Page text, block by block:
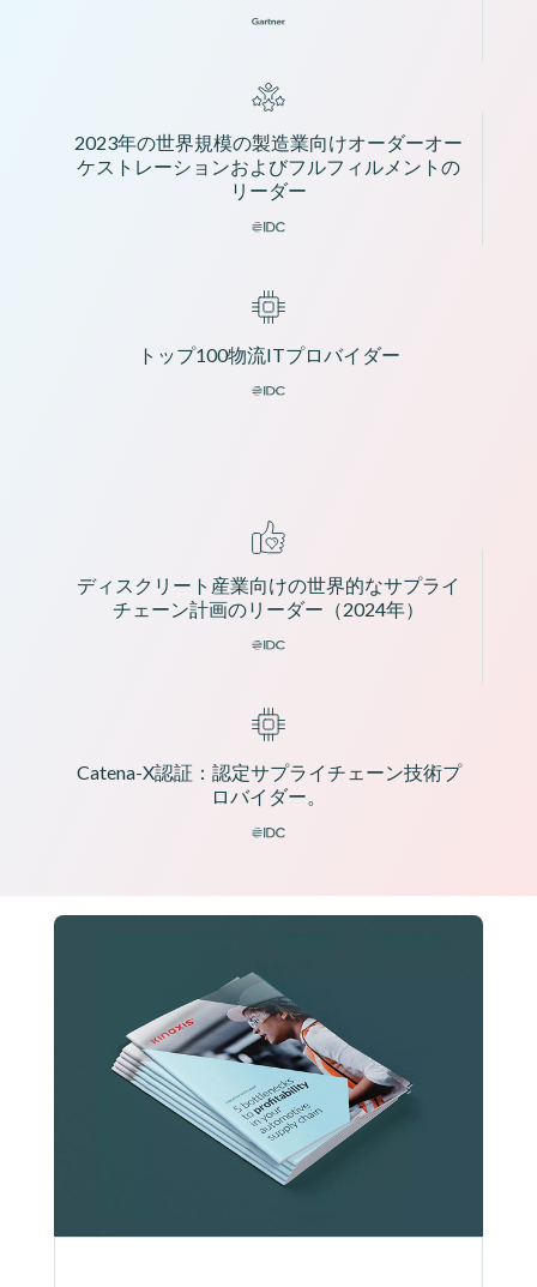
2023年の世界規模の製造業向けオーダーオー
ケストレーションおよびフルフィルメントの
リーダー
トップ100物流ITプロバイダー
ディスクリート産業向けの世界的なサプライ
チェーン計画のリーダー（2024年）
Catena-X認証：認定サプライチェーン技術プ
ロバイダー。